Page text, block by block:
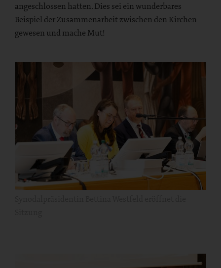
angeschlossen hatten. Dies sei ein wunderbares
Beispiel der Zusammenarbeit zwischen den Kirchen
gewesen und mache Mut!